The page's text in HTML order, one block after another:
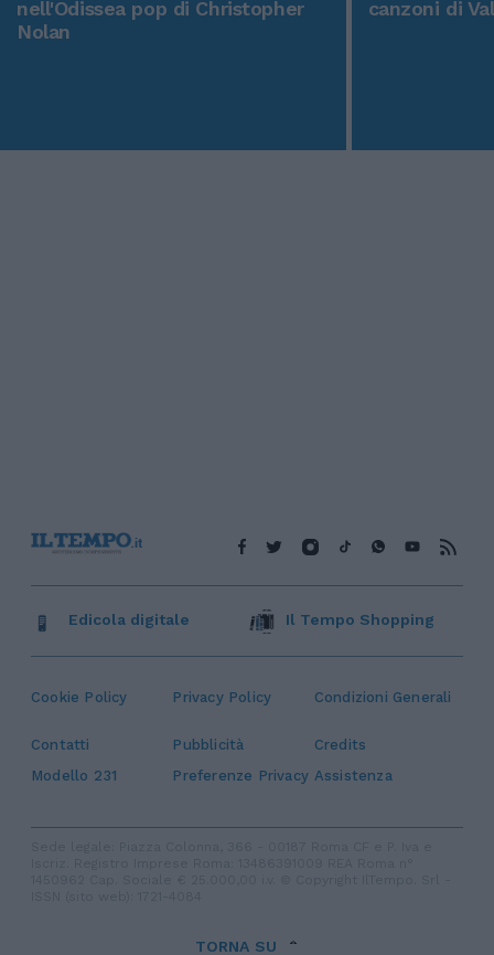
nell'Odissea pop di Christopher
Nolan
canzoni di
Cookie Policy Privacy Policy Condizioni Generali
Contatti Pubblicità
Credits
Modello 231
Preferenze Privacy Assistenza
Edicola digitale Il Tempo Shopping
TORNA SU